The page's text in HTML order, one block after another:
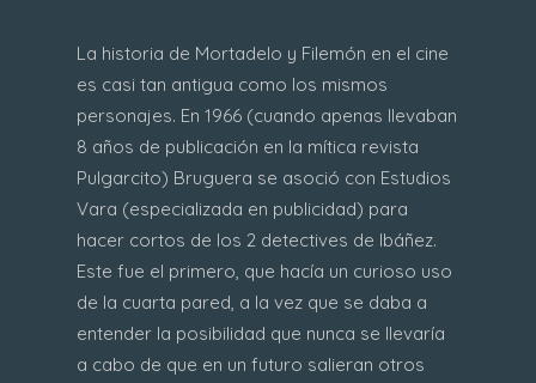
La historia de Mortadelo y Filemón en el cine
es casi tan antigua como los mismos
personajes. En 1966 (cuando apenas llevaban
8 años de publicación en la mítica revista
Pulgarcito) Bruguera se asoció con Estudios
Vara (especializada en publicidad) para
hacer cortos de los 2 detectives de Ibáñez.
Este fue el primero, que hacía un curioso uso
de la cuarta pared, a la vez que se daba a
entender la posibilidad que nunca se llevaría
a cabo de que en un futuro salieran otros